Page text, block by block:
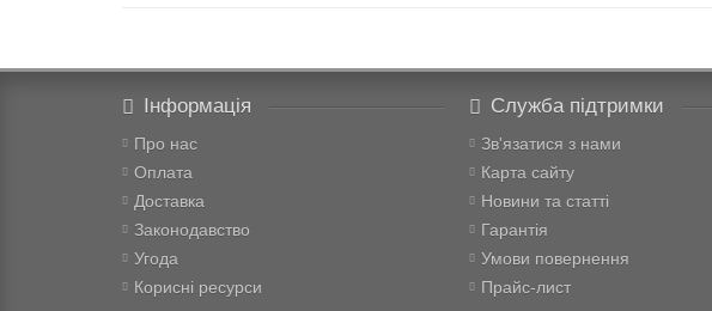
Інформація
Про нас
Оплата
Доставка
Законодавство
Угода
Корисні ресурси
Служба підтримки
Зв'язатися з нами
Карта сайту
Новини та статті
Гарантія
Умови повернення
Прайс-лист